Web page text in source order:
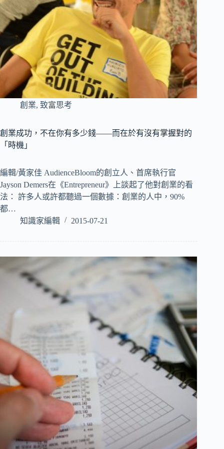
創業, 致富思考
創業成功，不在你有多少錢——而在於有沒有掌握對的
「時機」
編輯/黃家佳 AudienceBloom的創立人、首席執行官
Jayson Demers在《Entrepreneur》上談起了他對創業的看
法： 許多人或許都聽過一個數據：創業的人中，90%
都…
知識家編輯
2015-07-21